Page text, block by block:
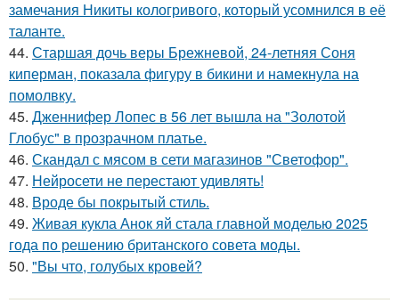
замечания Никиты кологривого, который усомнился в её
таланте.
44. Старшая дочь веры Брежневой, 24-летняя Соня
киперман, показала фигуру в бикини и намекнула на
помолвку.
45. Дженнифер Лопес в 56 лет вышла на "Золотой
Глобус" в прозрачном платье.
46. Скандал с мясом в сети магазинов "Светофор".
47. Нейросети не перестают удивлять!
48. Вроде бы покрытый стиль.
49. Живая кукла Анок яй стала главной моделью 2025
года по решению британского совета моды.
50. "Вы что, голубых кровей?